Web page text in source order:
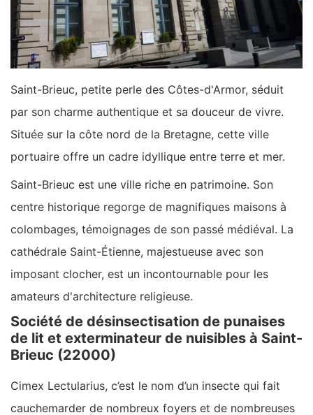
Saint-Brieuc, petite perle des Côtes-d'Armor, séduit
par son charme authentique et sa douceur de vivre.
Située sur la côte nord de la Bretagne, cette ville
portuaire offre un cadre idyllique entre terre et mer.
Saint-Brieuc est une ville riche en patrimoine. Son
centre historique regorge de magnifiques maisons à
colombages, témoignages de son passé médiéval. La
cathédrale Saint-Étienne, majestueuse avec son
imposant clocher, est un incontournable pour les
amateurs d'architecture religieuse.
Société de désinsectisation de punaises
de lit et exterminateur de nuisibles à Saint-
Brieuc (22000)
Cimex Lectularius, c’est le nom d’un insecte qui fait
cauchemarder de nombreux foyers et de nombreuses